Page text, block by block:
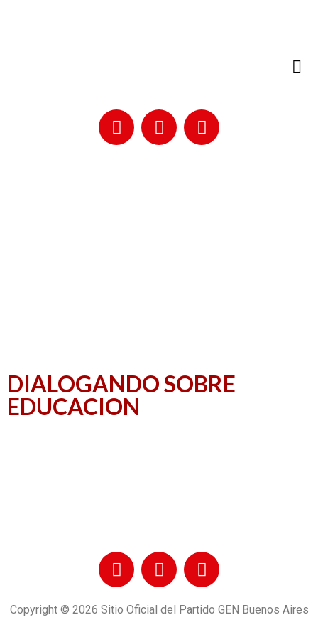
DIALOGANDO SOBRE
EDUCACION
Copyright © 2026 Sitio Oficial del Partido GEN Buenos Aires